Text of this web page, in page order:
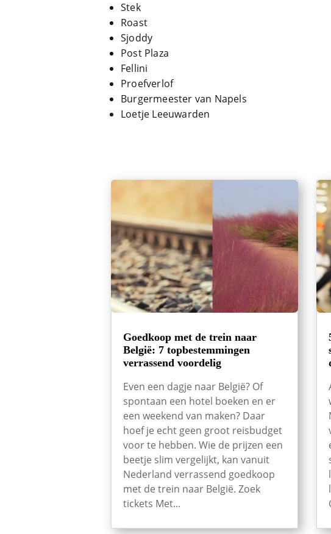
Stek
Roast
Sjoddy
Post Plaza
Fellini
Proefverlof
Burgermeester van Napels
Loetje Leeuwarden
Goedkoop met de trein naar
België: 7 topbestemmingen
verrassend voordelig
Even een dagje naar België? Of
spontaan een hotel boeken en er
een weekend van maken? Daar
hoef je echt geen groot reisbudget
voor te hebben. Wie de prijzen een
beetje slim vergelijkt, kan vanuit
Nederland verrassend goedkoop
met de trein naar België. Zoek
tickets Met...